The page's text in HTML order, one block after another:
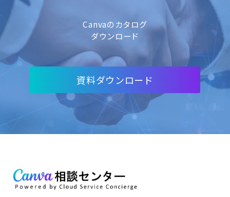
Canvaのカタログ
ダウンロード
資料ダウンロード